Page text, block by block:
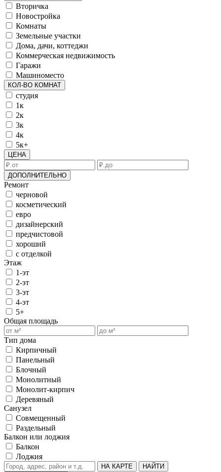
Вторичка
Новостройка
Комнаты
Земельные участки
Дома, дачи, коттеджи
Коммерческая недвижимость
Гаражи
Машиноместо
КОЛ-ВО КОМНАТ
студия
1к
2к
3к
4к
5к+
ЦЕНА
ДОПОЛНИТЕЛЬНО
Ремонт
черновой
косметический
евро
дизайнерский
предчистовой
хороший
с отделкой
Этаж
1-эт
2-эт
3-эт
4-эт
5+
Общая площадь
Тип дома
Кирпичный
Панельный
Блочный
Монолитный
Монолит-кирпич
Деревяный
Санузел
Совмещенный
Раздельный
Балкон или лоджия
Балкон
Лоджия
НА КАРТЕ
НАЙТИ